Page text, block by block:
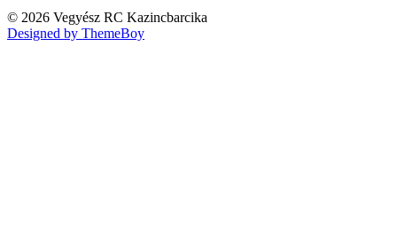
© 2026 Vegyész RC Kazincbarcika
Designed by ThemeBoy